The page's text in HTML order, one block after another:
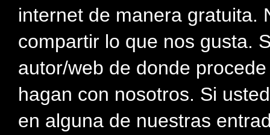
internet de manera gratuita.
compartir lo que nos gusta.
autor/web de donde
hagan con nosotros. Si
en alguna de nuestras